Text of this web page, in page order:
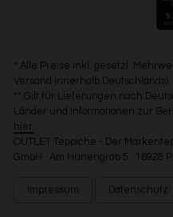
* Alle Preise inkl. gesetzl.
Versand innerhalb Deutschlands).
** Gilt für Lieferungen nach
Länder und Informationen zur
hier.
OUTLET Teppiche - Der
GmbH · Am Hünengrab 5 · 16928
Impressum Datenschutz